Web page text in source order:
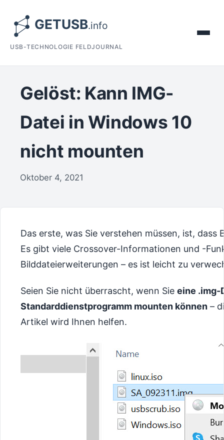
USB-TECHNOLOGIE FELDJOURNAL
Gelöst: Kann IMG-
Datei in Windows 10
nicht mounten
Oktober 4, 2021
Das erste, was Sie verstehen müssen, ist,
Es gibt viele Crossover-Informationen und -
Bilddateierweiterungen – es ist leicht zu
Seien Sie nicht überrascht, wenn Sie eine .img-
Standarddienstprogramm mounten können –
Artikel wird Ihnen helfen.